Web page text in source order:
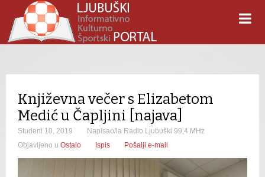
Književna večer s Elizabetom
Medić u Čapljini [najava]
Studeni 10, 2019
Napisao/la Radio Ljubuški 99,4 MHz
Objavljeno u Ostalo Ispis Pošalji e-mail